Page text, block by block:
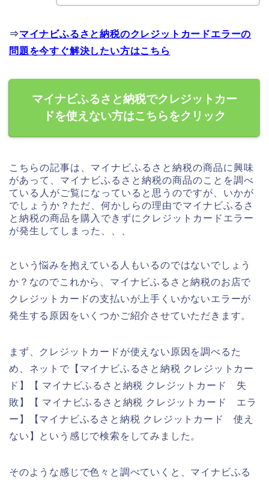
⇒マイナビふるさと納税のクレジットカードエラーの
問題を今すぐ解決したい方はこちら
マイナビふるさと納税でクレジットカー
ドを使えない方はこちらをクリック
こちらの記事は、マイナビふるさと納税の商品に興味
があって、マイナビふるさと納税の商品のことを調べ
ている人がご覧になっていると思うのですが、いかが
でしょうか？ただ、何かしらの理由でマイナビふるさ
と納税の商品を購入できずにクレジットカードエラー
が発生してしまった、、、
という悩みを抱えている人もいるのではないでしょう
か？なのでこれから、マイナビふるさと納税のお店で
クレジットカードの支払いが上手くいかないエラーが
発生する原因をいくつかご紹介させていただきます。
まず、クレジットカードが使えない原因を調べるた
め、ネットで【マイナビふるさと納税 クレジットカー
ド】【 マイナビふるさと納税 クレジットカード 失
敗】【 マイナビふるさと納税 クレジットカード エラ
ー】【マイナビふるさと納税 クレジットカード 使え
ない】という感じで検索をしてみました。
そのような感じで色々と調べていくと、マイナビふる